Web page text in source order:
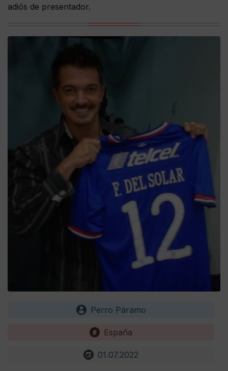
adiós de presentador.
Perro Páramo
España
01.07.2022